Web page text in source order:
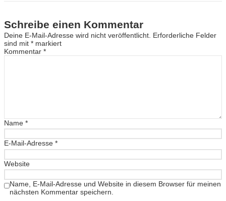
Schreibe einen Kommentar
Deine E-Mail-Adresse wird nicht veröffentlicht. Erforderliche Felder
sind mit * markiert
Kommentar *
Name *
E-Mail-Adresse *
Website
Name, E-Mail-Adresse und Website in diesem Browser für meinen
nächsten Kommentar speichern.